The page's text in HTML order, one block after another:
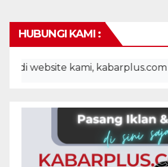
HUBUNGI KAMI :
kami, kabarplus.com -